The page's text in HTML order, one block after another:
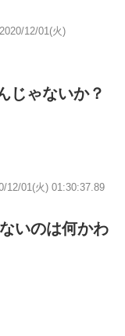
2020/12/01(火)
じゃないか？
12/01(火) 01:30:37.89
いのは何かわ